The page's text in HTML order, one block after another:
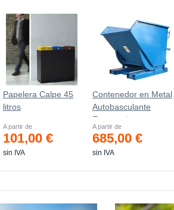
Papelera Calpe 45
litros
A partir de
101,00 €
sin IVA
Contenedor en Metal
Autobasculante
Estanco *
A partir de
685,00 €
sin IVA